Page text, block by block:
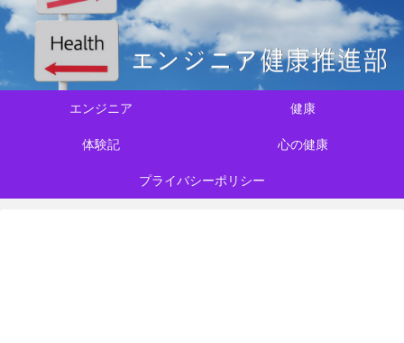
エンジニア 健康
体験記 心の健康
プライバシーポリシー